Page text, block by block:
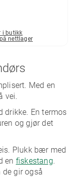
i butikk
nettlager
Med en
vei.
drikke. En termos
og gjør det
Plukk bær med
en fiskestang.
de gir også